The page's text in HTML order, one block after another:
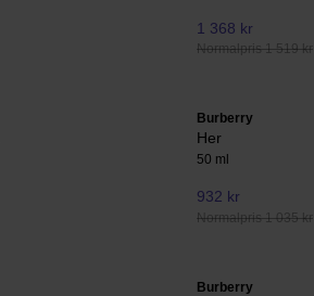
1 368 kr
Normalpris 1 519 kr
Burberry
Her
50 ml
932 kr
Normalpris 1 035 kr
Burberry